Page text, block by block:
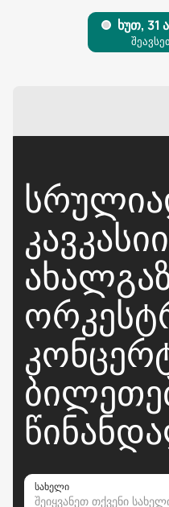
სახელი